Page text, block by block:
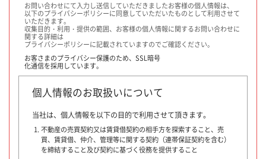
お問い合わせにて入力し送信していただきましたお客様の個人情報は、
以下のプライバシーポリシーに同意していただいたものとして利用させて
いただきます。
収集目的・利用・提供の範囲、お客様の個人情報に関するお問い合わせに
関する詳細は
プライバシーポリシーに記載されていますのでご確認ください。
お客さまのプライバシー保護のため、 SSL暗号
化通信を採用しています。
個人情報のお取扱いについて
当社は、個人情報を以下の目的で利用させて頂きます。
不動産の売買契約又は賃貸借契約の相手方を探索すること、売
買、賃貸借、仲介、管理等に関する契約（連帯保証契約を含む）
を締結すること及び契約に基づく役務を提供すること